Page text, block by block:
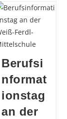
Berufsi
nformat
ionstag
an der